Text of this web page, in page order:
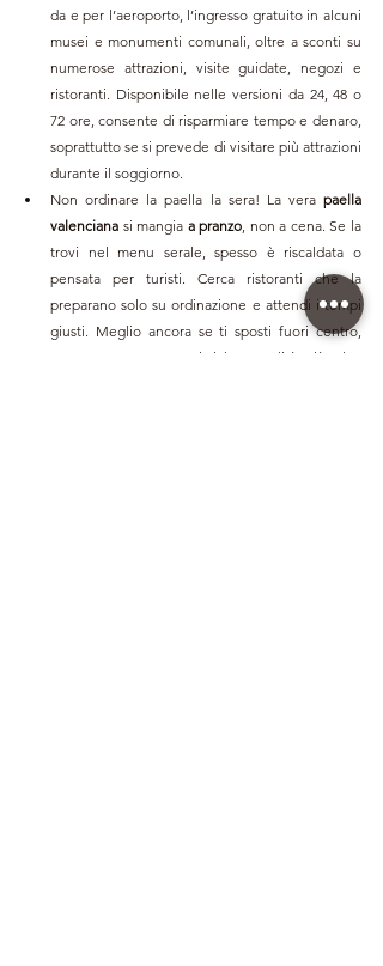
da e per l’aeroporto, l’ingresso gratuito in alcuni
musei e monumenti comunali, oltre a sconti su
numerose attrazioni, visite guidate, negozi e
ristoranti. Disponibile nelle versioni da 24, 48 o
72 ore, consente di risparmiare tempo e denaro,
soprattutto se si prevede di visitare più attrazioni
durante il soggiorno.
Non ordinare la paella la sera! La vera paella
valenciana si mangia a pranzo, non a cena. Se la
trovi nel menu serale, spesso è riscaldata o
pensata per turisti. Cerca ristoranti che la
preparano solo su ordinazione e attendi i tempi
giusti. Meglio ancora se ti sposti fuori centro,
verso zone meno turistiche: qualità più alta,